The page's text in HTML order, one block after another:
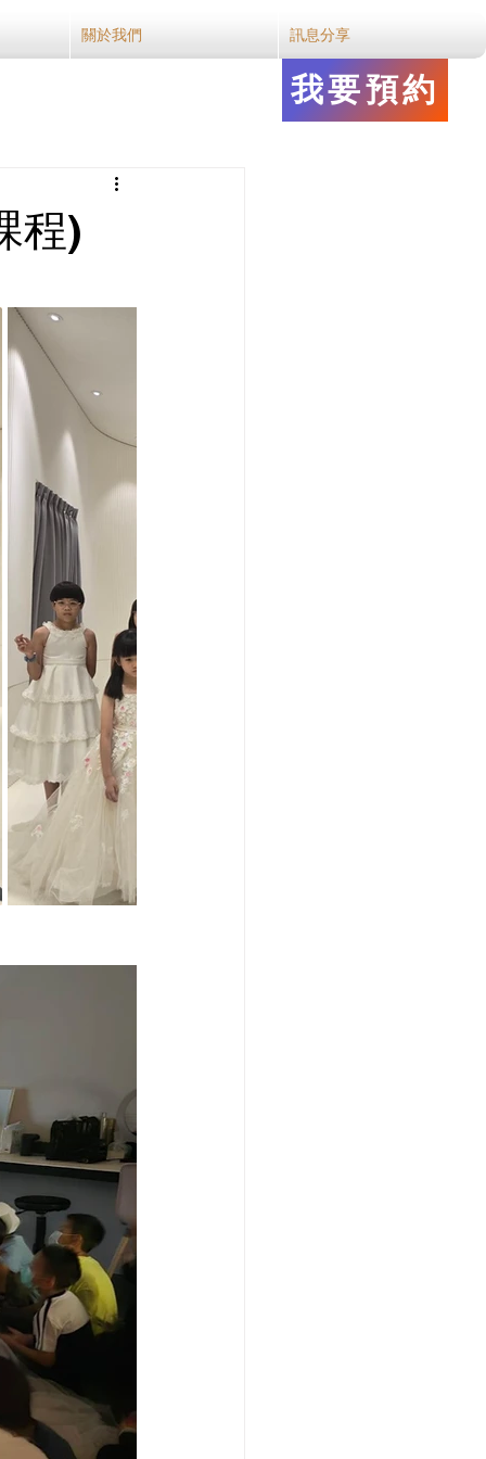
關於我們 訊息分享
程)
我要預約